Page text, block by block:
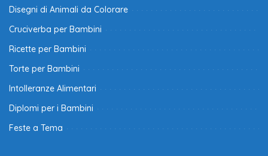
Disegni di Animali da Colorare
Cruciverba per Bambini
Ricette per Bambini
Torte per Bambini
Intolleranze Alimentari
Diplomi per i Bambini
Feste a Tema